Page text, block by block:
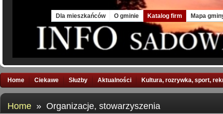
Dla mieszkańców O gminie Katalog firm Mapa
Home Ciekawe Służby Aktualności Kultura, rozrywka, sport,
Home » Organizacje, stowarzyszenia